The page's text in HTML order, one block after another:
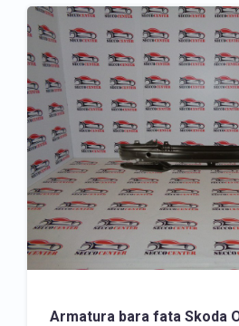
Armatura bara fata Skoda